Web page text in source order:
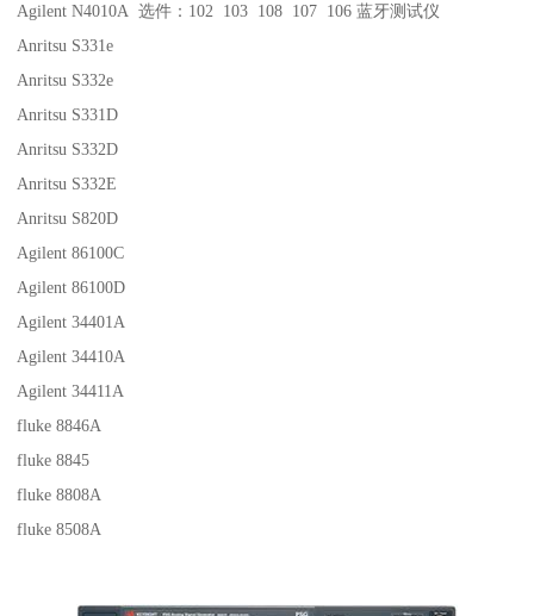
Agilent N4010A 选件：102 103 108 107 106 蓝牙测试仪
Anritsu S331e
Anritsu S332e
Anritsu S331D
Anritsu S332D
Anritsu S332E
Anritsu S820D
Agilent 86100C
Agilent 86100D
Agilent 34401A
Agilent 34410A
Agilent 34411A
fluke 8846A
fluke 8845
fluke 8808A
fluke 8508A